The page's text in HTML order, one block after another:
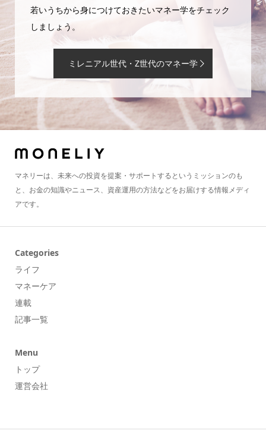
若いうちから身につけておきたいマネー学をチェック
しましょう。
ミレニアル世代・Z世代のマネー学
マネリーは、未来への投資を提案・サポートするというミッションのも
と、お金の知識やニュース、資産運用の方法などをお届けする情報メディ
アです。
Categories
ライフ
マネーケア
連載
記事一覧
Menu
トップ
運営会社